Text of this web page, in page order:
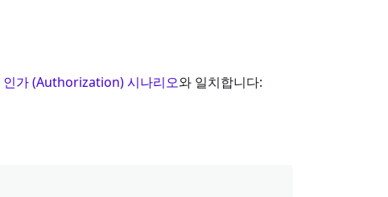
인가 (Authorization) 시나리오와 일치합니다: